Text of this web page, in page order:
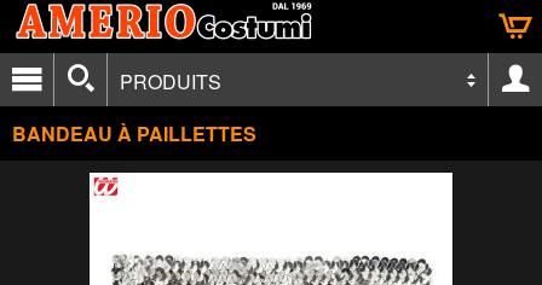
PRODUITS
BANDEAU À PAILLETTES